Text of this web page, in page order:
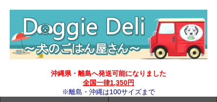
沖縄県・離島へ発送可能になりました
全国一律1,350円
※離島・沖縄は100サイズまで